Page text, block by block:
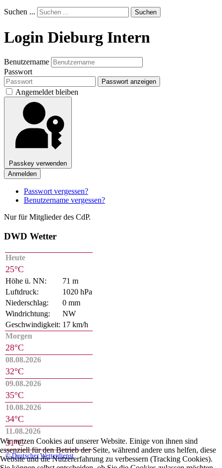
Suchen ... Suchen
Login Dieburg Intern
Benutzername
Passwort
Passwort anzeigen
Angemeldet bleiben
Passkey verwenden
Anmelden
Passwort vergessen?
Benutzername vergessen?
Nur für Mitglieder des CdP.
DWD Wetter
Heute
25°C
Höhe ü. NN:
71 m
Luftdruck:
1020 hPa
Niederschlag:
0 mm
Windrichtung:
NW
Geschwindigkeit: 17 km/h
Morgen
28°C
08.08.2026
32°C
09.08.2026
35°C
10.08.2026
34°C
11.08.2026
31°C
© Deutscher Wetterdienst
Wir nutzen Cookies auf unserer Website. Einige von ihnen sind
essenziell für den Betrieb der Seite, während andere uns helfen, diese
Website und die Nutzererfahrung zu verbessern (Tracking Cookies).